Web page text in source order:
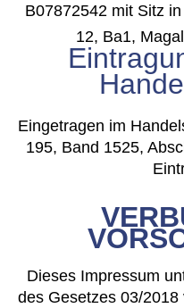
B07872542 mit Sitz
12, Ba1,
Eingetragen im
195, Band 1525,
Dieses Impressum
des Gesetzes 03/